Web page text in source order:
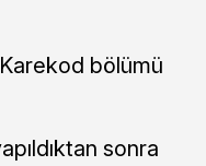
bölümü
sonra